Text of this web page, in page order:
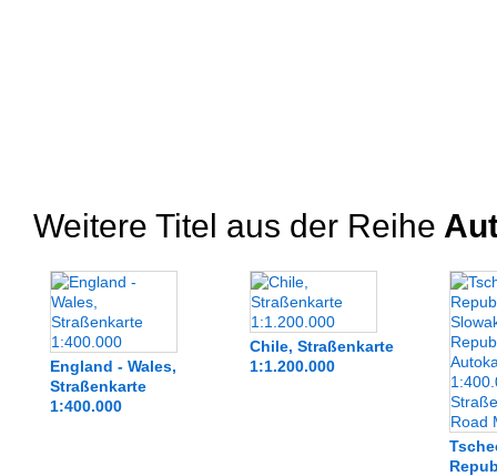
Weitere Titel aus der Reihe
England - Wales,
Straßenkarte
1:400.000
Chile, Straßenkarte
1:1.200.000